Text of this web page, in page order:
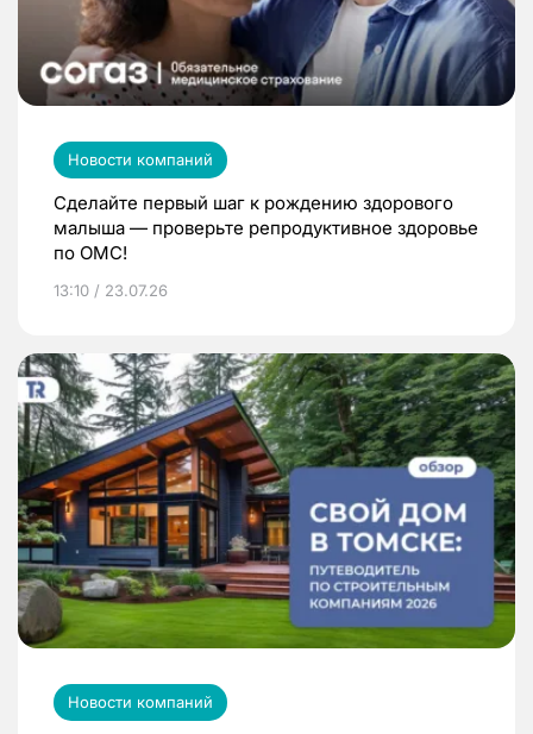
Новости компаний
Сделайте первый шаг к рождению здорового
малыша — проверьте репродуктивное здоровье
по ОМС!
13:10 / 23.07.26
Новости компаний